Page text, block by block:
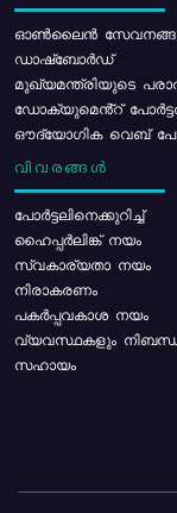
ഓൺലൈൻ
ഡാഷ്ബോർഡ്
മുഖ്യമന്ത്രിയുടെ
ഡോക്യുമെൻ്റ്
ഔദ്യോഗിക വെബ്
വിവരങ്ങൾ
പോര്‍ട്ടലിനെക്കുറിച്ച്
ഹൈപ്പർലിങ്ക് നയം
സ്വകാര്യതാ നയം
നിരാകരണം
പകർപ്പവകാശ നയം
വ്യവസ്ഥകളും
സഹായം